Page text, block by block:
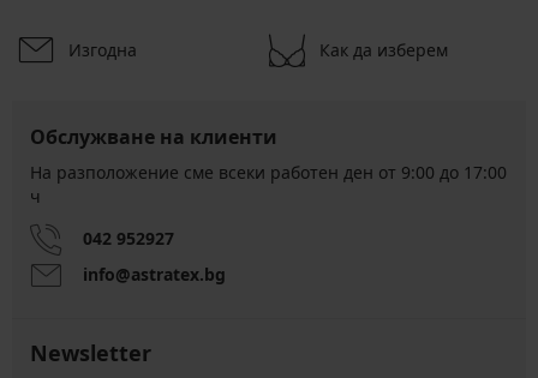
Изгодна Как да изберем
Обслужване на клиенти
На разположение сме всеки работен ден от 9:00 до 17:00
ч
042 952927
info@astratex.bg
Newsletter